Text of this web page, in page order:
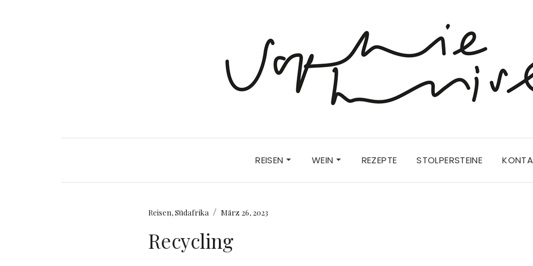
REISEN WEIN REZEPTE STOLPERSTEINE
Reisen,Südafrika / März 26, 2023
Recycling